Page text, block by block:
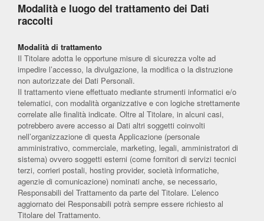
Modalità e luogo del trattamento dei Dati
raccolti
Modalità di trattamento
Il Titolare adotta le opportune misure di sicurezza volte ad
impedire l’accesso, la divulgazione, la modifica o la distruzione
non autorizzate dei Dati Personali.
Il trattamento viene effettuato mediante strumenti informatici e/o
telematici, con modalità organizzative e con logiche strettamente
correlate alle finalità indicate. Oltre al Titolare, in alcuni casi,
potrebbero avere accesso ai Dati altri soggetti coinvolti
nell’organizzazione di questa Applicazione (personale
amministrativo, commerciale, marketing, legali, amministratori di
sistema) ovvero soggetti esterni (come fornitori di servizi tecnici
terzi, corrieri postali, hosting provider, società informatiche,
agenzie di comunicazione) nominati anche, se necessario,
Responsabili del Trattamento da parte del Titolare. L’elenco
aggiornato dei Responsabili potrà sempre essere richiesto al
Titolare del Trattamento.